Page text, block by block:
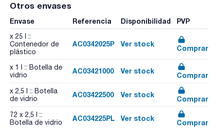
Otros envases
Envase Referencia Disponibilidad PVP
x 25 l ::
Contenedor de
plástico
AC0342025P Ver stock
Comprar
x 1 l :: Botella de
vidrio
AC03421000 Ver stock
Comprar
x 2,5 l :: Botella
de vidrio
AC03422500 Ver stock
Comprar
72 x 2,5 l ::
Botella de vidrio
AC034225PL Ver stock
Comprar